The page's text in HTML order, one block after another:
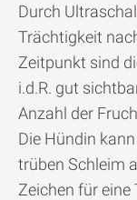
Durch
Trächtigkeit
Zeitpunkt sind
i.d.R. gut
Anzahl der
Die Hündin
trüben Schleim
Zeichen für